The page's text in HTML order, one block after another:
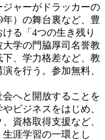
ャーがドラッカーの
年）の舞台裏など、豊
る「4つの生き残り
学の門脇厚司名誉教
、学力格差など、教
を行う。参加無料、
へと開放することを
ビジネスをはじめ、
資格取得支援など、
涯学習の一環とし